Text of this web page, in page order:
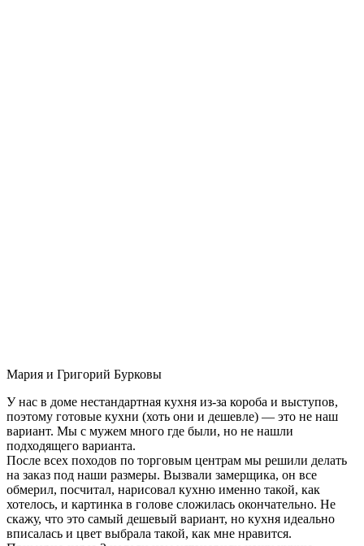
Мария и Григорий Бурковы
У нас в доме нестандартная кухня из-за короба и выступов,
поэтому готовые кухни (хоть они и дешевле) — это не наш
вариант. Мы с мужем много где были, но не нашли
подходящего варианта.
После всех походов по торговым центрам мы решили делать
на заказ под наши размеры. Вызвали замерщика, он все
обмерил, посчитал, нарисовал кухню именно такой, как
хотелось, и картинка в голове сложилась окончательно. Не
скажу, что это самый дешевый вариант, но кухня идеально
вписалась и цвет выбрала такой, как мне нравится.